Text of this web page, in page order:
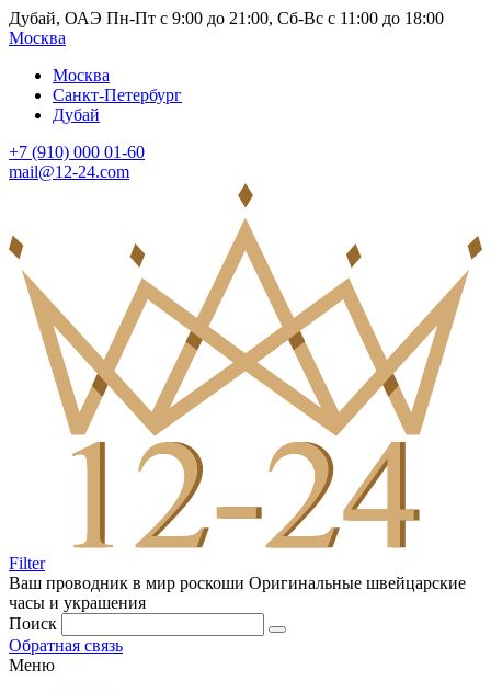
Дубай, ОАЭ Пн-Пт с 9:00 до 21:00, Сб-Вс с 11:00 до 18:00
Москва
Москва
Санкт-Петербург
Дубай
+7 (910) 000 01-60
mail@12-24.com
Filter
Ваш проводник в мир роскоши Оригинальные швейцарские
часы и украшения
Поиск
Обратная связь
Меню